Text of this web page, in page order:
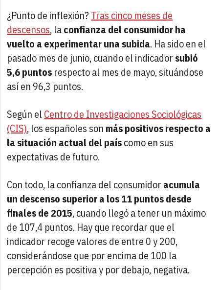
¿Punto de inflexión? Tras cinco meses de
descensos, laconfianza del consumidor ha
vuelto a experimentar una subida. Ha sido en el
pasado mes de junio, cuando el indicador subió
5,6 puntos respecto al mes de mayo, situándose
así en 96,3 puntos.
Según el Centro de Investigaciones Sociológicas
(CIS), los españoles son más positivos respecto a
la situación actual del paíscomo en sus
expectativas de futuro.
Con todo, la confianza del consumidor acumula
un descenso superior a los 11 puntos desde
finales de 2015, cuando llegó a tener un máximo
de 107,4 puntos. Hay que recordar que el
indicador recoge valores de entre 0 y 200,
considerándose que por encima de 100 la
percepción es positiva y por debajo, negativa.